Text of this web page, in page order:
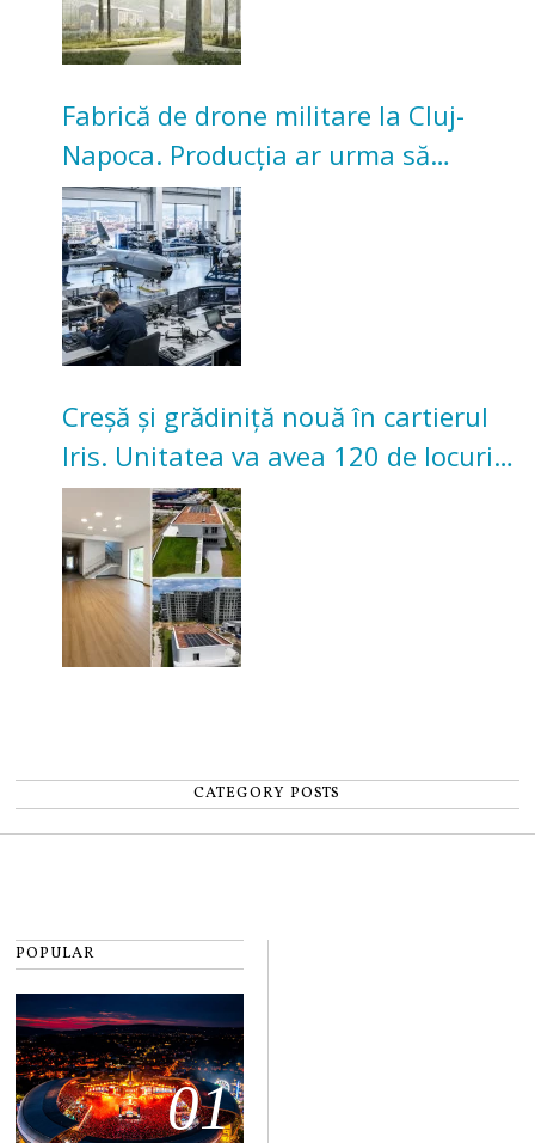
Fabrică de drone militare la Cluj-
Napoca. Producția ar urma să
înceapă în toamna acestui an
Creșă și grădiniță nouă în cartierul
Iris. Unitatea va avea 120 de locuri
pentru copii
CATEGORY POSTS
POPULAR
01